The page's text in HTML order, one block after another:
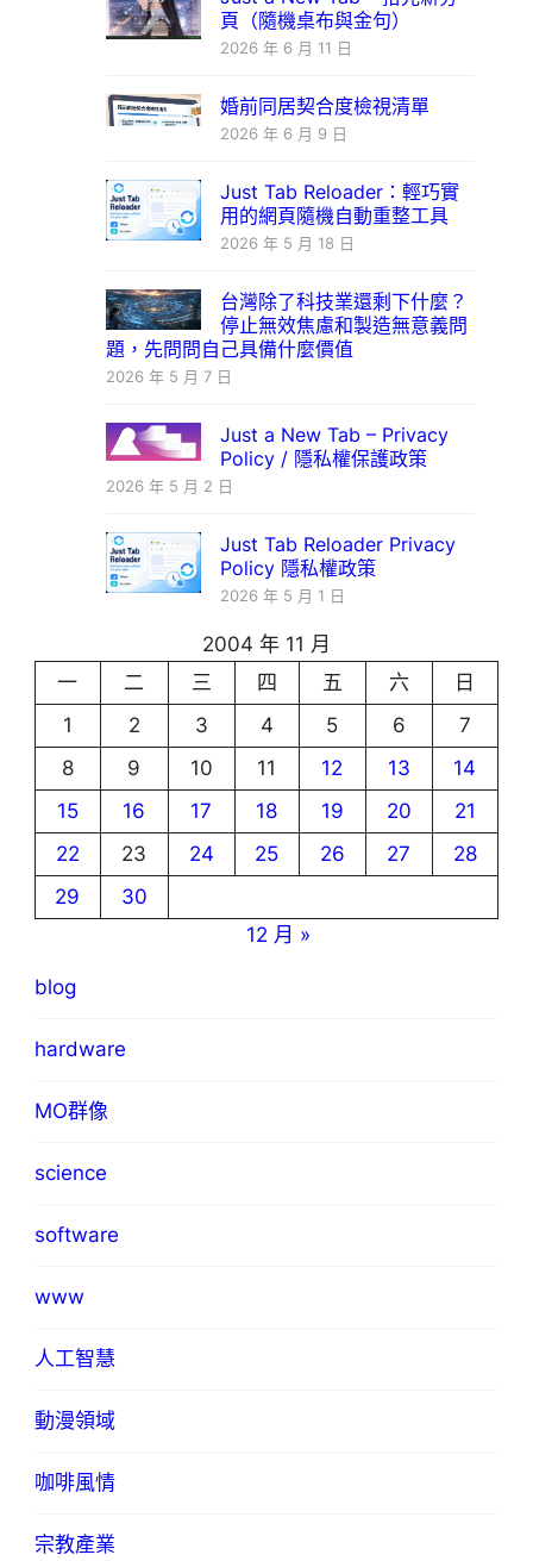
頁（隨機桌布與金句）
2026 年 6 月 11 日
婚前同居契合度檢視清單
2026 年 6 月 9 日
Just Tab Reloader：輕巧實
用的網頁隨機自動重整工具
2026 年 5 月 18 日
台灣除了科技業還剩下什麼？
停止無效焦慮和製造無意義問
題，先問問自己具備什麼價值
2026 年 5 月 7 日
Just a New Tab – Privacy
Policy / 隱私權保護政策
2026 年 5 月 2 日
Just Tab Reloader Privacy
Policy 隱私權政策
2026 年 5 月 1 日
2004 年 11 月
一
二 三 四 五 六
日
1
2 3 4 5 6
7
8
9 10 11 12 13
14
15
16 17 18 19 20
21
22
23 24 25 26 27
28
29
30
12 月 »
blog
hardware
MO群像
science
software
www
人工智慧
動漫領域
咖啡風情
宗教產業